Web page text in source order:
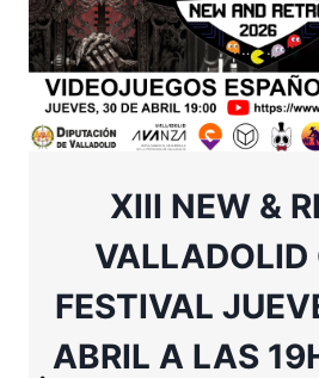
XIII NEW &
VALLADOLID
FESTIVAL
ABRIL A LAS